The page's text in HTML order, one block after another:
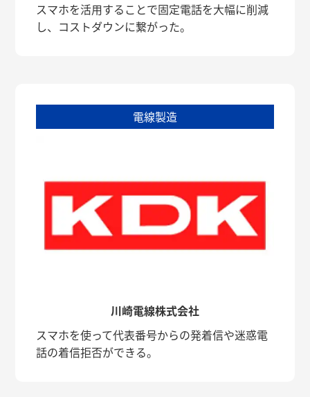
スマホを活用することで固定電話を大幅に削減
し、コストダウンに繋がった。
電線製造
川崎電線株式会社
スマホを使って代表番号からの発着信や迷惑電
話の着信拒否ができる。